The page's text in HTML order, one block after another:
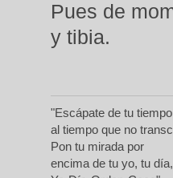
Pues de
y tibia.
"Escápate de tu tiempo
al tiempo que no
Pon tu mirada por
encima de tu yo, tu